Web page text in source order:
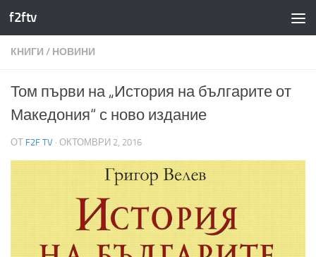
Към съдържанието
f2ftv
КНИГИ / НОВИНИ
Том първи на „История на българите от
Македония“ с ново издание
ОТ F2F TV · ОКТОМВРИ 2, 2016